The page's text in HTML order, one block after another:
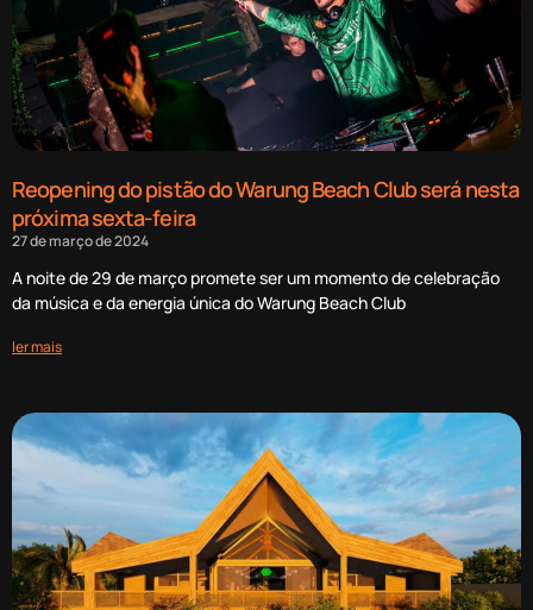
Reopening do pistão do Warung Beach Club será nesta
próxima sexta-feira
27 de março de 2024
A noite de 29 de março promete ser um momento de celebração
da música e da energia única do Warung Beach Club
ler mais